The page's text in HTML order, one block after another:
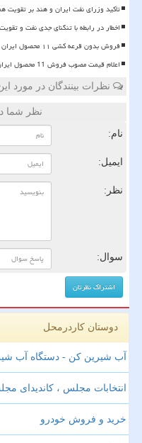
تأکید وزرای نفت ایران و هند بر تقویت
اخطار در رابطه با تنگنای جدی نفت و
فروش بدون قرعه کشی ۱۱ محصول ایران خودرو برای متقاضیان عادی
اعلام قیمت مصوب فروش 11 محصول ایران خودرو
نظرات بینندگان در مورد
نظر شما
نام:
ایمیل:
نظر:
سوال:
دوستان کاردرمحل
آب شیرین کن - دستگاه آب
انتخابات مجلس ، کاندیدای
خرید و فروش خودرو